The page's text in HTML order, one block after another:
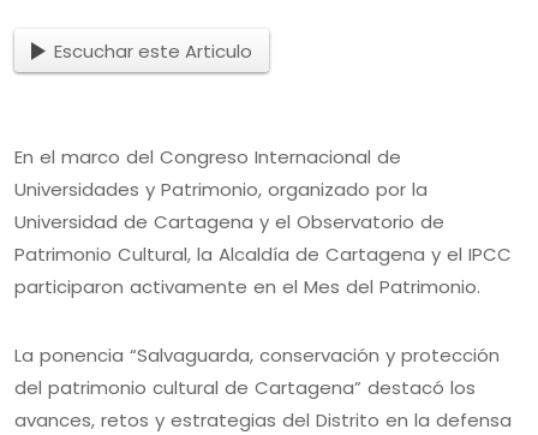
Escuchar este Articulo
En el marco del Congreso Internacional de
Universidades y Patrimonio, organizado por la
Universidad de Cartagena y el Observatorio de
Patrimonio Cultural, la Alcaldía de Cartagena y el IPCC
participaron activamente en el Mes del Patrimonio.
La ponencia “Salvaguarda, conservación y protección
del patrimonio cultural de Cartagena” destacó los
avances, retos y estrategias del Distrito en la defensa